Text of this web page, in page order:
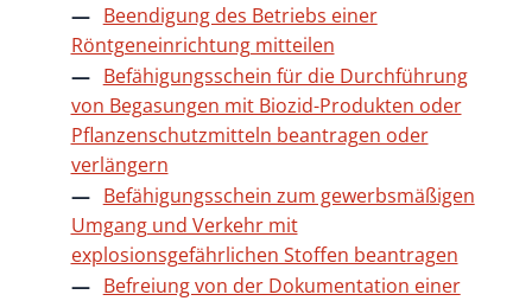
Beendigung des Betriebs einer
Röntgeneinrichtung mitteilen
Befähigungsschein für die Durchführung
von Begasungen mit Biozid-Produkten oder
Pflanzenschutzmitteln beantragen oder
verlängern
Befähigungsschein zum gewerbsmäßigen
Umgang und Verkehr mit
explosionsgefährlichen Stoffen beantragen
Befreiung von der Dokumentation einer